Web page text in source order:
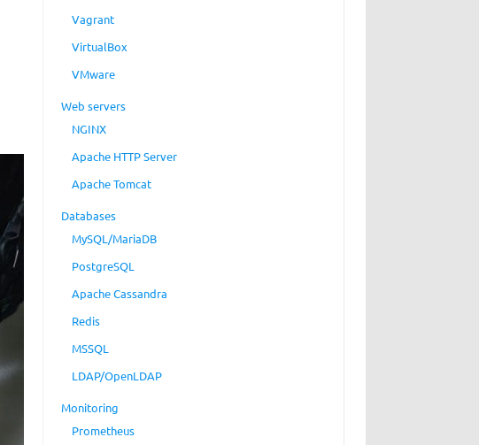
Vagrant
VirtualBox
VMware
Web servers
NGINX
Apache HTTP Server
Apache Tomcat
Databases
MySQL/MariaDB
PostgreSQL
Apache Cassandra
Redis
MSSQL
LDAP/OpenLDAP
Monitoring
Prometheus